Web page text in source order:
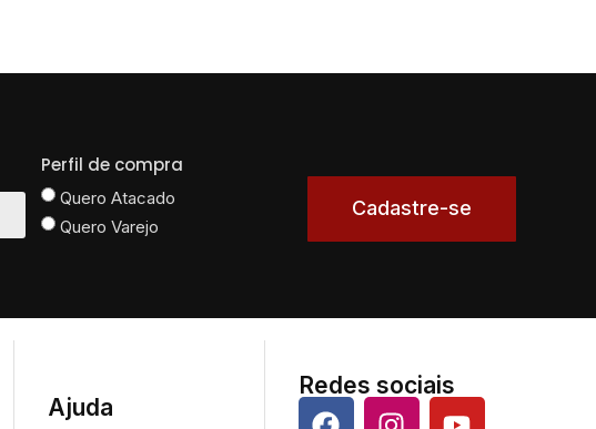
Perfil de compra
Quero Atacado
Quero Varejo
Cadastre-se
Ajuda
Redes sociais